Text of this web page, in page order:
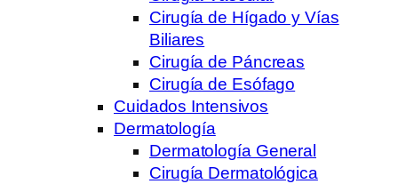
Cirugía de Hígado y Vías
Biliares
Cirugía de Páncreas
Cirugía de Esófago
Cuidados Intensivos
Dermatología
Dermatología General
Cirugía Dermatológica